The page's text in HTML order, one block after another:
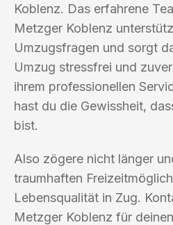
Koblenz. Das erfahrene
Metzger Koblenz
Umzugsfragen und sorgt
Umzug stressfrei und
ihrem professionellen
hast du die Gewissheit,
bist.
Also zögere nicht länger
traumhaften
Lebensqualität in Zug.
Metzger Koblenz für